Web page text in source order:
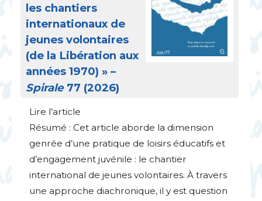
les chantiers
internationaux de
jeunes volontaires
(de la Libération aux
années 1970) » –
Spirale77 (2026)
Lire l’article
Résumé : Cet article aborde la dimension
genrée d’une pratique de loisirs éducatifs et
d’engagement juvénile : le chantier
international de jeunes volontaires. À travers
une approche diachronique, il y est question